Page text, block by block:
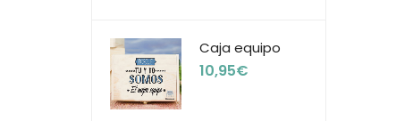
Caja equipo
10,95€